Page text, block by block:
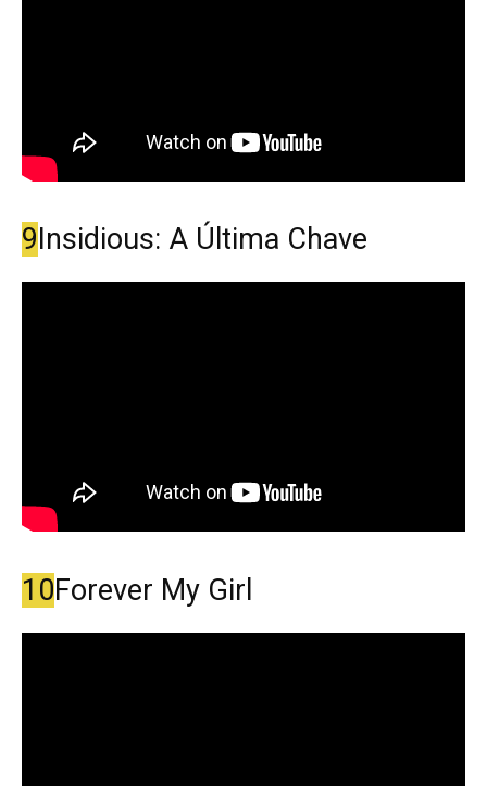
9Insidious: A Última Chave
10Forever My Girl